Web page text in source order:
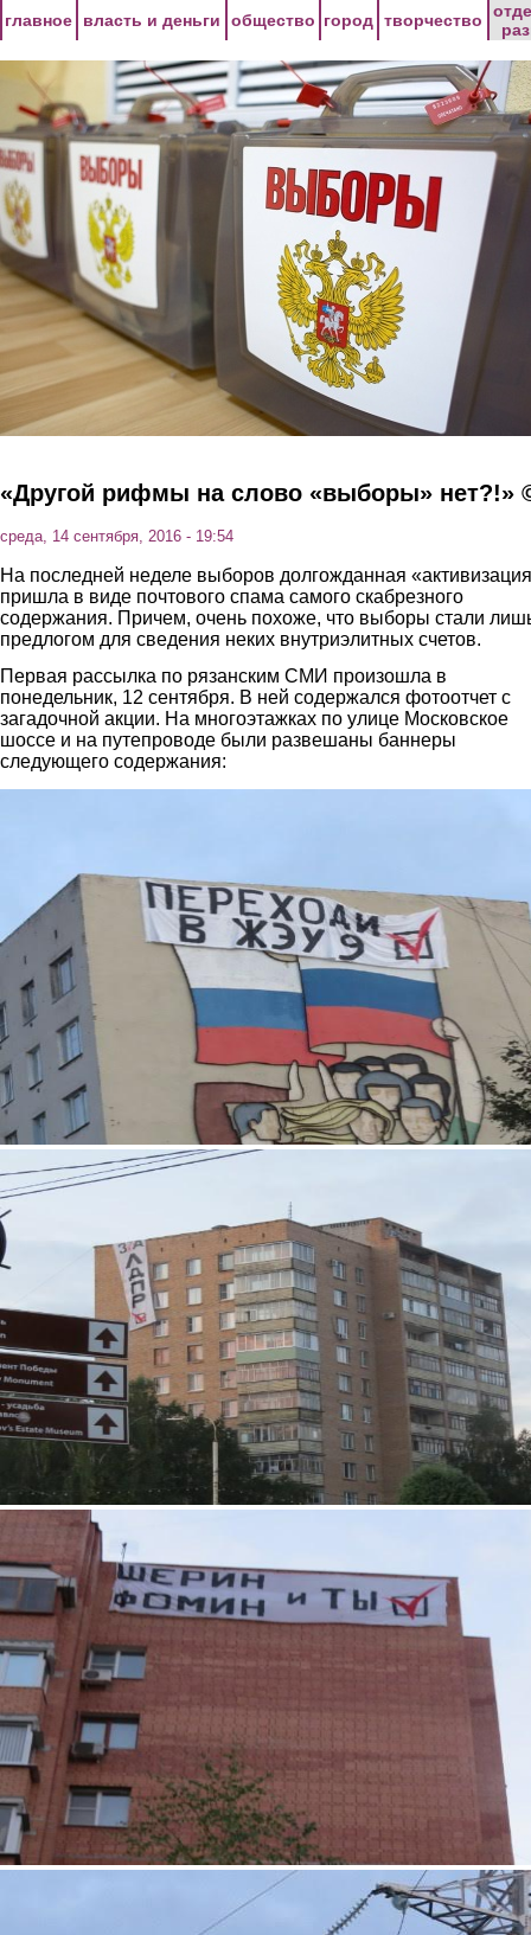
главное власть и деньги общество город творчество
«Другой рифмы на слово «выборы» нет?!»
среда, 14 сентября, 2016 - 19:54
На последней неделе выборов долгожданная
пришла в виде почтового спама самого скабрезного
содержания. Причем, очень похоже, что выборы стали
предлогом для сведения неких внутриэлитных счетов.
Первая рассылка по рязанским СМИ произошла в
понедельник, 12 сентября. В ней содержался фотоотчет с
загадочной акции. На многоэтажках по улице Московское
шоссе и на путепроводе были развешаны баннеры
следующего содержания:
5.jpg